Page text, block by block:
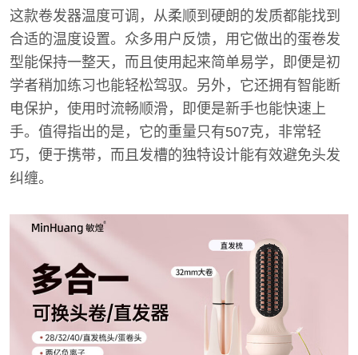
这款卷发器温度可调，从柔顺到硬朗的发质都能找到
合适的温度设置。众多用户反馈，用它做出的蛋卷发
型能保持一整天，而且使用起来简单易学，即便是初
学者稍加练习也能轻松驾驭。另外，它还拥有智能断
电保护，使用时流畅顺滑，即便是新手也能快速上
手。值得指出的是，它的重量只有507克，非常轻
巧，便于携带，而且发槽的独特设计能有效避免头发
纠缠。